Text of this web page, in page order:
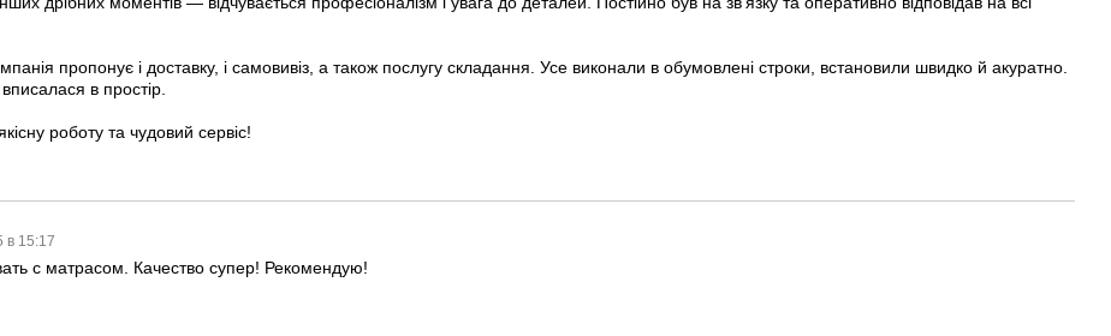
пропонує і доставку, і самовивіз, а також послугу складання. Усе виконали в обумовлені строки, встановили швидко й акуратно.
в простір.
роботу та чудовий сервіс!
в 15:17
с матрасом. Качество супер! Рекомендую!